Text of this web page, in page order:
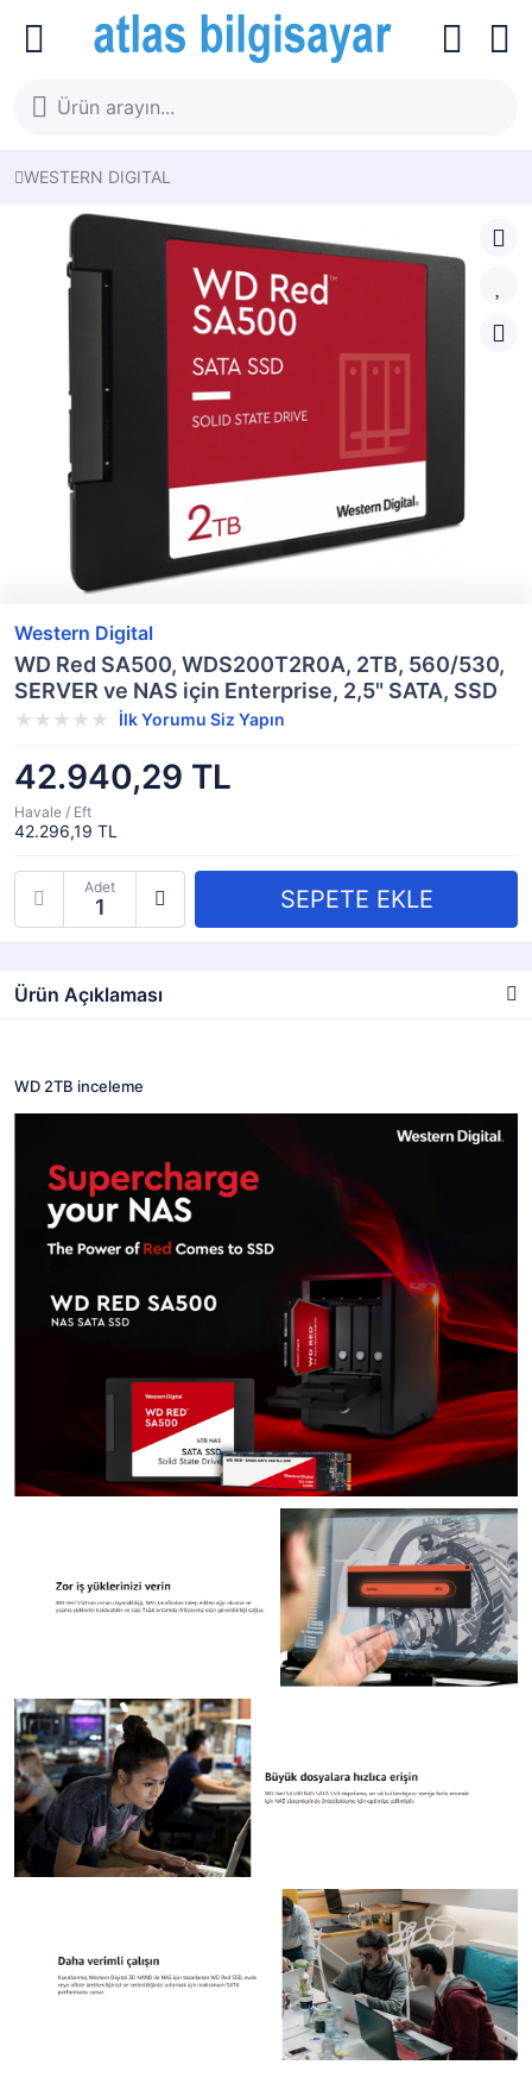
WESTERN DIGITAL
Western Digital
WD Red SA500, WDS200T2R0A, 2TB, 560/530,
SERVER ve NAS için Enterprise, 2,5" SATA, SSD
İlk Yorumu Siz Yapın
42.940,29 TL
Havale / Eft
42.296,19 TL
Adet
Ürün Açıklaması
WD 2TB inceleme